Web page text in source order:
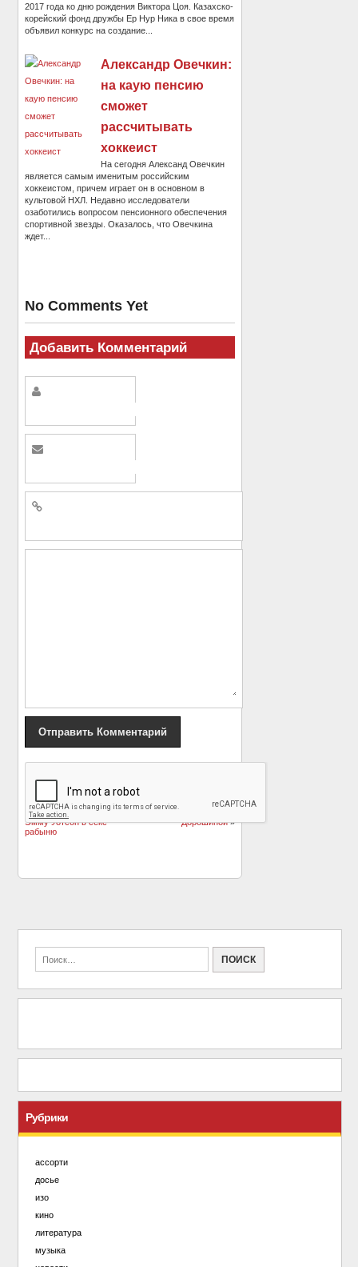
2017 года ко дню рождения Виктора Цоя. Казахско-
корейский фонд дружбы Ер Нур Ника в свое время
объявил конкурс на создание...
Александр Овечкин:
на каую пенсию
сможет
рассчитывать
хоккеист
На сегодня Александ Овечкин
является самым именитым российским
хоккеистом, причем играет он в основном в
культовой НХЛ. Недавно исследователи
озаботились вопросом пенсионного обеспечения
спортивной звезды. Оказалось, что Овечкина
ждет...
No Comments Yet
Добавить Комментарий
Эллисон Мэк
неоднократно
пыталась превратить
Эмму Уотсон в секс-
рабыню
Мищенко высказался
Дорошиной»
Рубрики
ассорти
досье
изо
кино
литература
музыка